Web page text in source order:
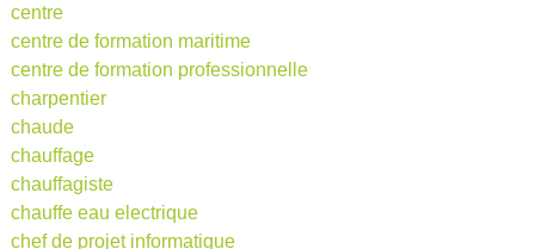
centre
centre de formation maritime
centre de formation professionnelle
charpentier
chaude
chauffage
chauffagiste
chauffe eau electrique
chef de projet informatique